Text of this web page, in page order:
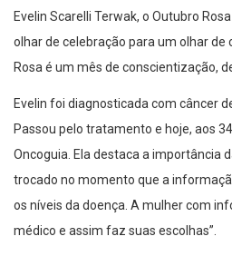
Evelin Scarelli Terwak, o Outubro
olhar de celebração para um olhar de
Rosa é um mês de conscientização,
Evelin foi diagnosticada com câncer
Passou pelo tratamento e hoje, aos
Oncoguia. Ela destaca a importância
trocado no momento que a
os níveis da doença. A mulher com
médico e assim faz suas escolhas”.